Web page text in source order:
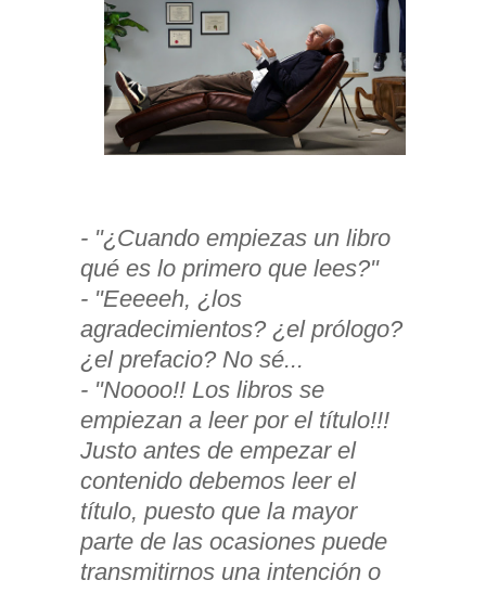
- "¿Cuando empiezas un libro
qué es lo primero que lees?"
- "Eeeeeh, ¿los
agradecimientos? ¿el prólogo?
¿el prefacio? No sé...
- "Noooo!! Los libros se
empiezan a leer por el título!!!
Justo antes de empezar el
contenido debemos leer el
título, puesto que la mayor
parte de las ocasiones puede
transmitirnos una intención o